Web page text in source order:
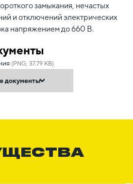
замыкания, нечастых
и отключений электрических
напряжением до 660 В.
(PNG, 37.79 KB)
документы